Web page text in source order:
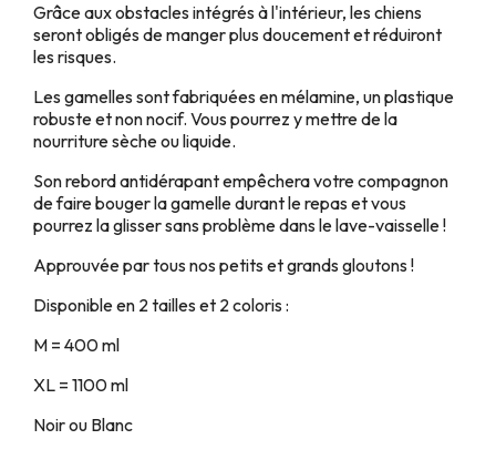
Grâce aux obstacles intégrés à l'intérieur, les chiens
seront obligés de manger plus doucement et réduiront
les risques.
Les gamelles sont fabriquées en mélamine, un plastique
robuste et non nocif. Vous pourrez y mettre de la
nourriture sèche ou liquide.
Son rebord antidérapant empêchera votre compagnon
de faire bouger la gamelle durant le repas et vous
pourrez la glisser sans problème dans le lave-vaisselle !
Approuvée par tous nos petits et grands gloutons !
Disponible en 2 tailles et 2 coloris :
M = 400 ml
XL = 1100 ml
Noir ou Blanc